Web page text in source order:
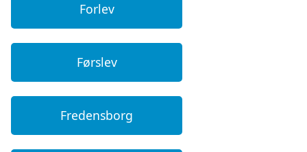
Forlev
Førslev
Fredensborg